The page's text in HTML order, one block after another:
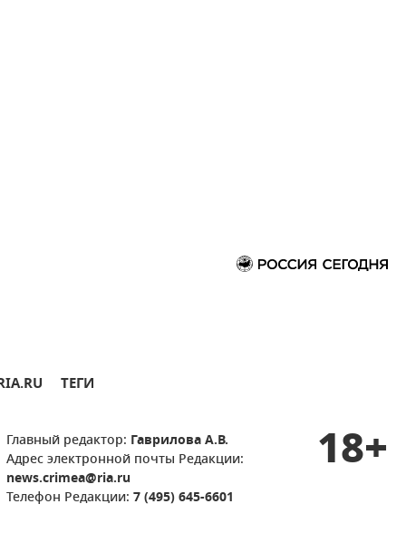
ТЕГИ
Главный редактор: Гаврилова А.В.
Адрес электронной почты Редакции:
news.crimea@ria.ru
Телефон Редакции: 7 (495) 645-6601
18+